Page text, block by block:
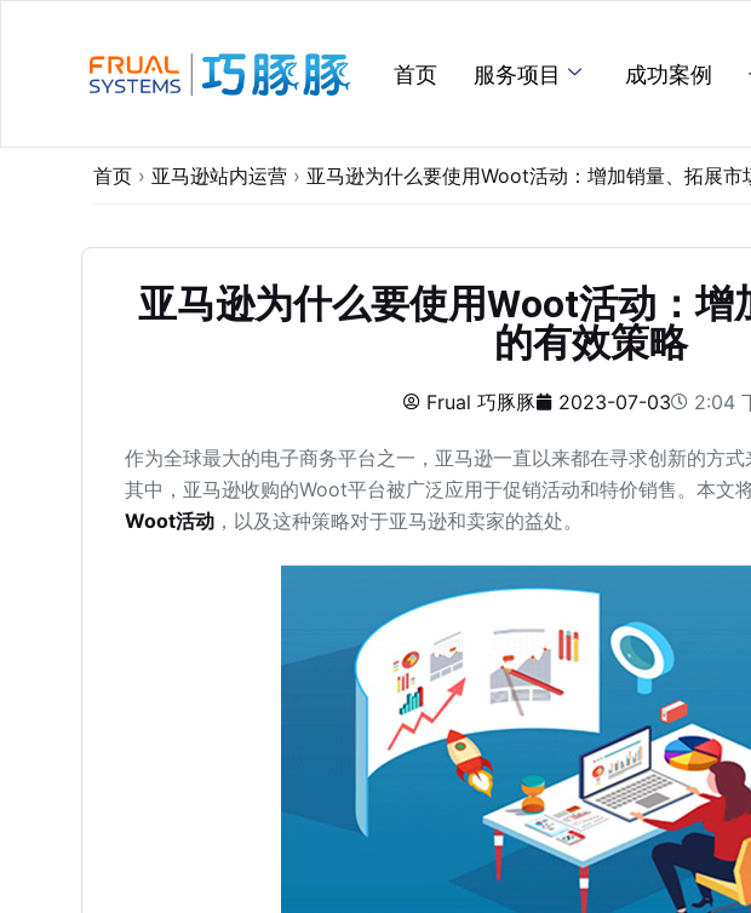
首页 服务项目 成功案例
首页 › 亚马逊站内运营 › 亚马逊为什么要使用Woot活动：增加销量、拓展市
亚马逊为什么要使用Woot活动：增
的有效策略
Frual 巧豚豚 2023-07-03 2:04
作为全球最大的电子商务平台之一，亚马逊一直以来都在寻求创新的方式
其中，亚马逊收购的Woot平台被广泛应用于促销活动和特价销售。本文
Woot活动，以及这种策略对于亚马逊和卖家的益处。